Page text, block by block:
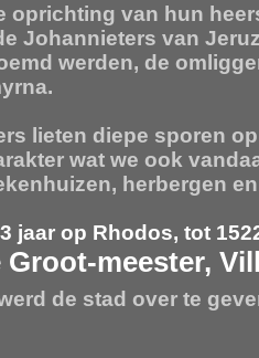
oprichting van hun
Johannieters van
werden, de
lieten diepe sporen
wat we ook
herbergen
jaar op Rhodos, tot
meester,
de stad over te